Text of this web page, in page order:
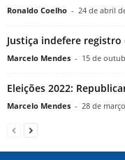
Ronaldo Coelho - 24 de abril
Justiça indefere
Marcelo Mendes - 15 de
Eleições 2022:
Marcelo Mendes - 28 de